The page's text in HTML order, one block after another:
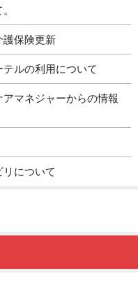
護保険更新
ルの利用について
マネジャーからの情報
について